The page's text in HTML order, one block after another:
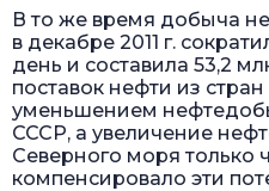
В то же время добыча
в декабре 2011 г.
день и составила 53,2
поставок нефти из
уменьшением
СССР, а увеличение
Северного моря только
компенсировало эти